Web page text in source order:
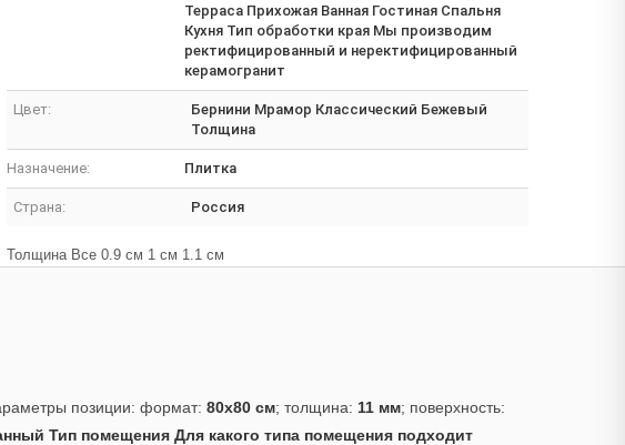
Терраса Прихожая Ванная Гостиная Спальня
Кухня Тип обработки края Мы производим
ректифицированный и неректифицированный
керамогранит
Цвет:
Бернини Мрамор Классический Бежевый
Толщина
Назначение: Плитка
Страна: Россия
Толщина Все 0.9 см 1 см 1.1 см
позиции: формат: 80x80 см; толщина: 11 мм; поверхность:
Тип помещения Для какого типа помещения подходит